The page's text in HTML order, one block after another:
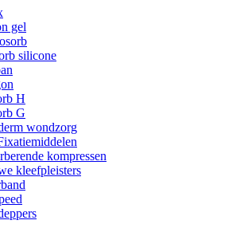
gel
silicone
H
G
wondzorg
kompressen
kleefpleisters